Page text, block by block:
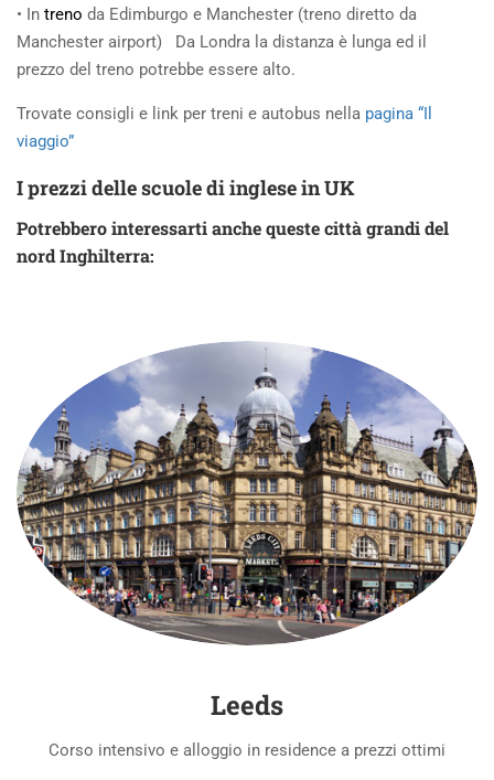
• In treno da Edimburgo e Manchester (treno diretto da
Manchester airport) Da Londra la distanza è lunga ed il
prezzo del treno potrebbe essere alto.
Trovate consigli e link per treni e autobus nella pagina “Il
viaggio”
I prezzi delle scuole di inglese in UK
Potrebbero interessarti anche queste città grandi del
nord Inghilterra:
Leeds
Corso intensivo e alloggio in residence a prezzi ottimi